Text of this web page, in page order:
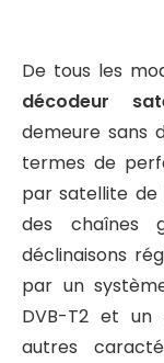
De tous les
décodeur
demeure sans
termes de
par satellite de
des chaînes
déclinaisons
par un
DVB-T2 et un
autres